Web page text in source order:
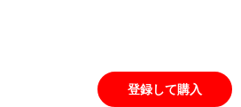
登録して購入